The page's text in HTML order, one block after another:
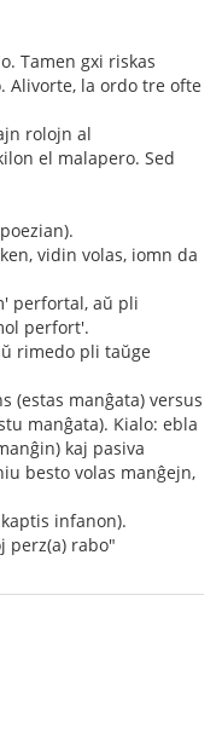
Tamen gxi riskas
Alivorte, la ordo tre ofte
rolojn al
el malapero. Sed
vidin volas, iomn da
perfortal, aŭ pli
perfort'.
rimedo pli taŭge
(estas manĝata) versus
manĝata). Kialo: ebla
kaj pasiva
besto volas manĝejn,
infanon).
perz(a) rabo"